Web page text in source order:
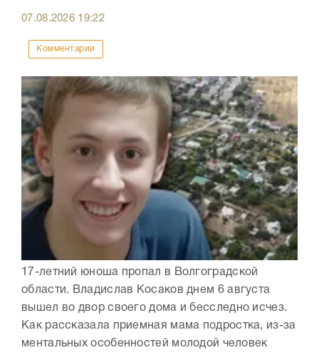
07.08.2026 19:22
Комментарии
17-летний юноша пропал в Волгоградской
области. Владислав Косаков днем 6 августа
вышел во двор своего дома и бесследно исчез.
Как рассказала приемная мама подростка, из-за
ментальных особенностей молодой человек